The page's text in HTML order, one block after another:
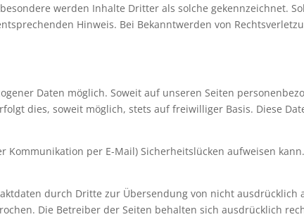
werden Inhalte Dritter als solche gekennzeichnet.
Hinweis. Bei Bekanntwerden von
Daten möglich. Soweit auf unseren Seiten
dies, soweit möglich, stets auf freiwilliger Basis. Diese
per E-Mail) Sicherheitslücken aufweisen
durch Dritte zur Übersendung von nicht ausdrücklich
Die Betreiber der Seiten behalten sich ausdrücklich